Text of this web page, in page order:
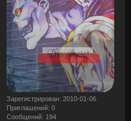
Зарегистрирован: 2010-01-06
Приглашений: 0
Сообщений: 194